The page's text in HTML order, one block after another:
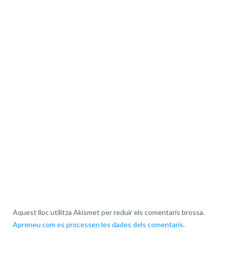
Aquest lloc utilitza Akismet per reduir els comentaris brossa.
Apreneu com es processen les dades dels comentaris.